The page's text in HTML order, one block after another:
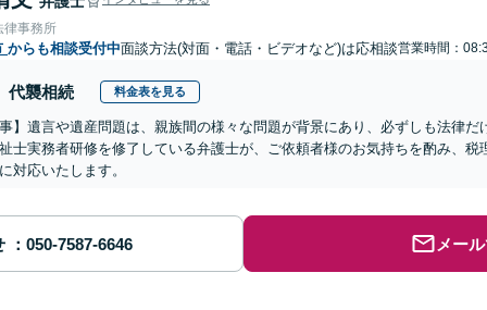
律事務所
からも相談受付中面談方法(対面・電話・ビデオなど)は応相談営業時間：
代襲相続 料金表を見る
】遺言や遺産問題は、親族間の様々な問題が背景にあり、必ずしも法律
士実務者研修を修了している弁護士が、ご依頼者様のお気持ちを酌み、
対応いたします。
メー